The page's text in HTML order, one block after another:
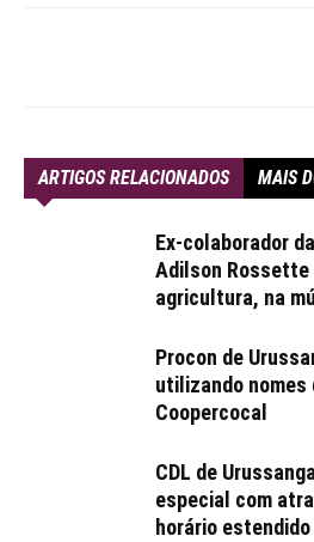
ARTIGOS RELACIONADOS MAIS
Ex-colaborador
Adilson
agricultura, na
Procon de
utilizando nomes
Coopercocal
CDL de
especial com
horário